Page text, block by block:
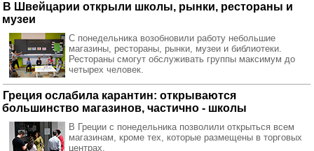
В Швейцарии открыли школы, рынки, рестораны и
музеи
С понедельника возобновили работу небольшие
магазины, рестораны, рынки, музеи и библиотеки.
Рестораны смогут обслуживать группы максимум до
четырех человек.
Греция ослабила карантин: открываются
большинство магазинов, частично - школы
В Греции с понедельника позволили открыться всем
магазинам, кроме тех, которые размещены в торговых
центрах.